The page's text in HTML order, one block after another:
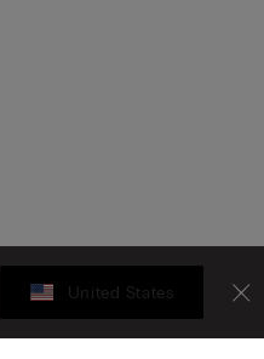
United States